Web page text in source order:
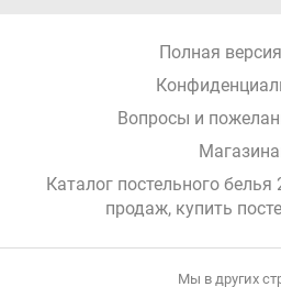
Полная
Вопросы и
Каталог постельного
продаж, купить
Мы в других